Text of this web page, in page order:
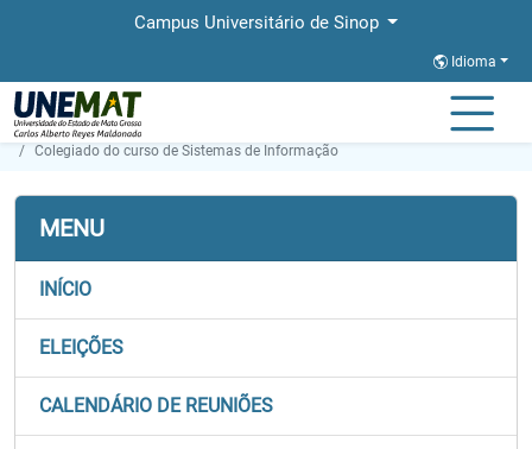
Campus Universitário de Sinop
Idioma
Página Inicial
Colegiado do curso de Sistemas de Informação
MENU
INÍCIO
ELEIÇÕES
CALENDÁRIO DE REUNIÕES